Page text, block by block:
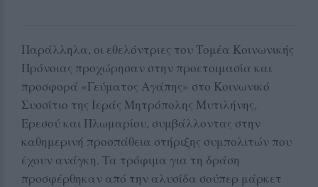
Παράλληλα, οι εθελόντριες του Τομέα Κοινωνικής
Πρόνοιας προχώρησαν στην προετοιμασία και
προσφορά «Γεύματος Αγάπης» στο Κοινωνικό
Συσσίτιο της Ιεράς Μητρόπολης Μυτιλήνης,
Ερεσού και Πλωμαρίου, συμβάλλοντας στην
καθημερινή προσπάθεια στήριξης συμπολιτών που
έχουν ανάγκη. Τα τρόφιμα για τη δράση
προσφέρθηκαν από την αλυσίδα σούπερ μάρκετ